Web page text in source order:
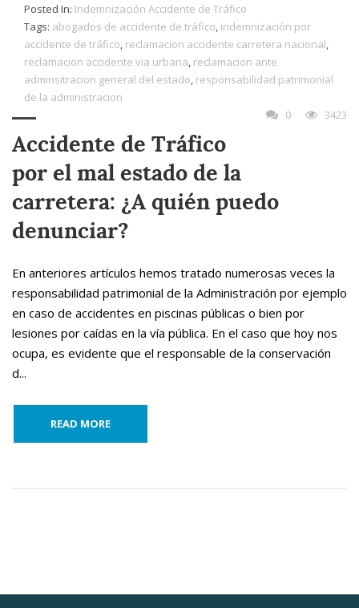
Posted In: Indemnización Accidente de Tráfico
Tags: abogados de accidente de tráfico, indemnización por
accidente de tráfico, reclamacion accidente carretera nacional,
reclamacion accidente via urbana, reclamacion ante
adminsitracion general del estado, responsabilidad patrimonial
de la administracion
0
3423
Accidente de Tráfico
por el mal estado de la
carretera: ¿A quién puedo
denunciar?
En anteriores artículos hemos tratado numerosas veces la
responsabilidad patrimonial de la Administración por ejemplo
en caso de accidentes en piscinas públicas o bien por
lesiones por caídas en la vía pública. En el caso que hoy nos
ocupa, es evidente que el responsable de la conservación
d...
READ MORE